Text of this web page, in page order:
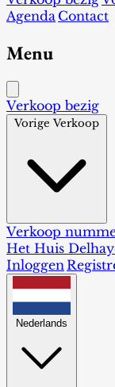
Agenda Contact
Menu
Verkoop bezig
Vorige Verkoop
Verkoop
Het Huis
Inloggen
Nederlands